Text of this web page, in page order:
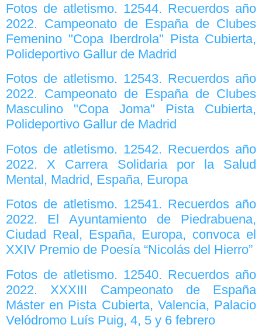
Fotos de atletismo. 12544. Recuerdos año
2022. Campeonato de España de Clubes
Femenino "Copa Iberdrola" Pista Cubierta,
Polideportivo Gallur de Madrid
Fotos de atletismo. 12543. Recuerdos año
2022. Campeonato de España de Clubes
Masculino "Copa Joma" Pista Cubierta,
Polideportivo Gallur de Madrid
Fotos de atletismo. 12542. Recuerdos año
2022. X Carrera Solidaria por la Salud
Mental, Madrid, España, Europa
Fotos de atletismo. 12541. Recuerdos año
2022. El Ayuntamiento de Piedrabuena,
Ciudad Real, España, Europa, convoca el
XXIV Premio de Poesía “Nicolás del Hierro”
Fotos de atletismo. 12540. Recuerdos año
2022. XXXIII Campeonato de España
Máster en Pista Cubierta, Valencia, Palacio
Velódromo Luís Puig, 4, 5 y 6 febrero